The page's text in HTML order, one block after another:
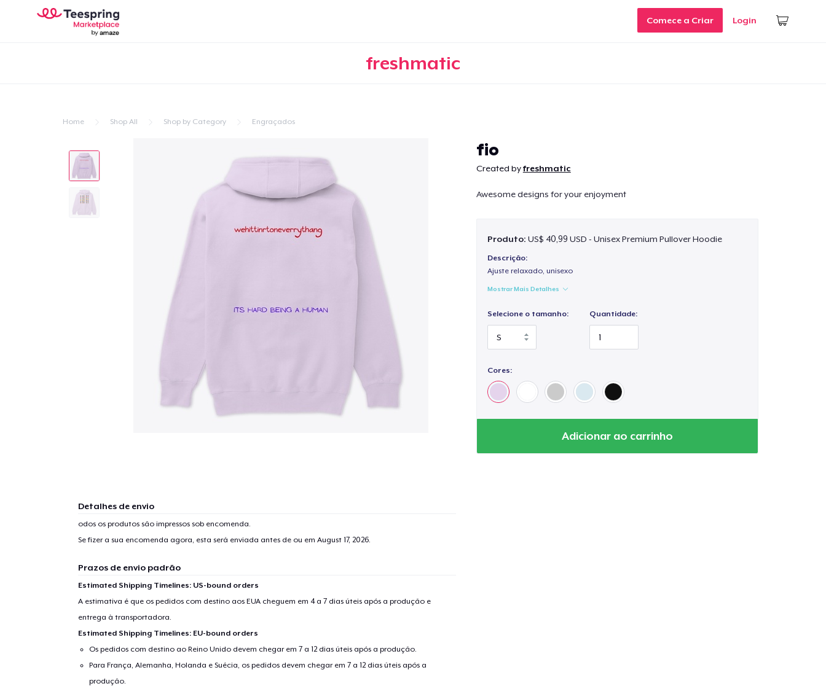
Comece a Criar Login
freshmatic
Home Shop All Shop by Category Engraçados
fio
Created byfreshmatic
Awesome designs for your enjoyment
Produto: US$ 40,99 USD - Unisex Premium Pullover Hoodie
Descrição:
Ajuste relaxado, unisexo
Mostrar Mais Detalhes
Selecione o tamanho: Quantidade:
Cores:
Adicionar ao carrinho
Detalhes de envio
odos os produtos são impressos sob encomenda.
Se fizer a sua encomenda agora, esta será enviada antes de ou em August 17, 2026.
Prazos de envio padrão
Estimated Shipping Timelines: US-bound orders
A estimativa é que os pedidos com destino aos EUA cheguem em 4 a 7 dias úteis após a produção e
entrega à transportadora.
Estimated Shipping Timelines: EU-bound orders
Os pedidos com destino ao Reino Unido devem chegar em 7 a 12 dias úteis após a produção.
Para França, Alemanha, Holanda e Suécia, os pedidos devem chegar em 7 a 12 dias úteis após a
produção.